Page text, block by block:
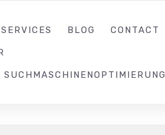
SERVICES BLOG CONTACT